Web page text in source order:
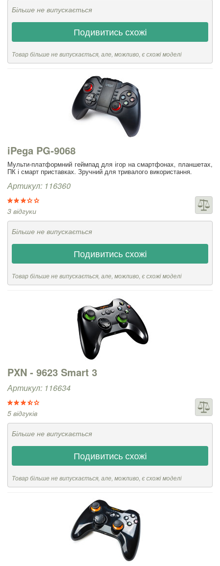
Більше не випускається
Подивитись схожі
Товар більше не випускається, але, можливо, є схожі моделі
iPega PG-9068
Мульти-платформний геймпад для ігор на смартфонах, планшетах,
ПК і смарт приставках. Зручний для тривалого використання.
Артикул: 116360
3 відгуки
Більше не випускається
Подивитись схожі
Товар більше не випускається, але, можливо, є схожі моделі
PXN - 9623 Smart 3
Артикул: 116634
5 відгуків
Більше не випускається
Подивитись схожі
Товар більше не випускається, але, можливо, є схожі моделі